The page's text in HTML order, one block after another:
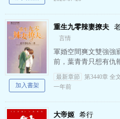
重生九零辣妻撩夫
言情
軍婚空間爽文雙強強
前，葉青青只想有仇
人自然得以身相許，
爭榮光！ “你叫墨，
最新章節
第3440章 全
一年前
加入書架
大帝姬 希行